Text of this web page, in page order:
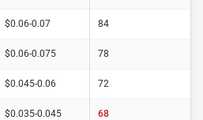
$0.06-0.07 84
$0.06-0.075 78
$0.045-0.06 72
$0.035-0.045 68